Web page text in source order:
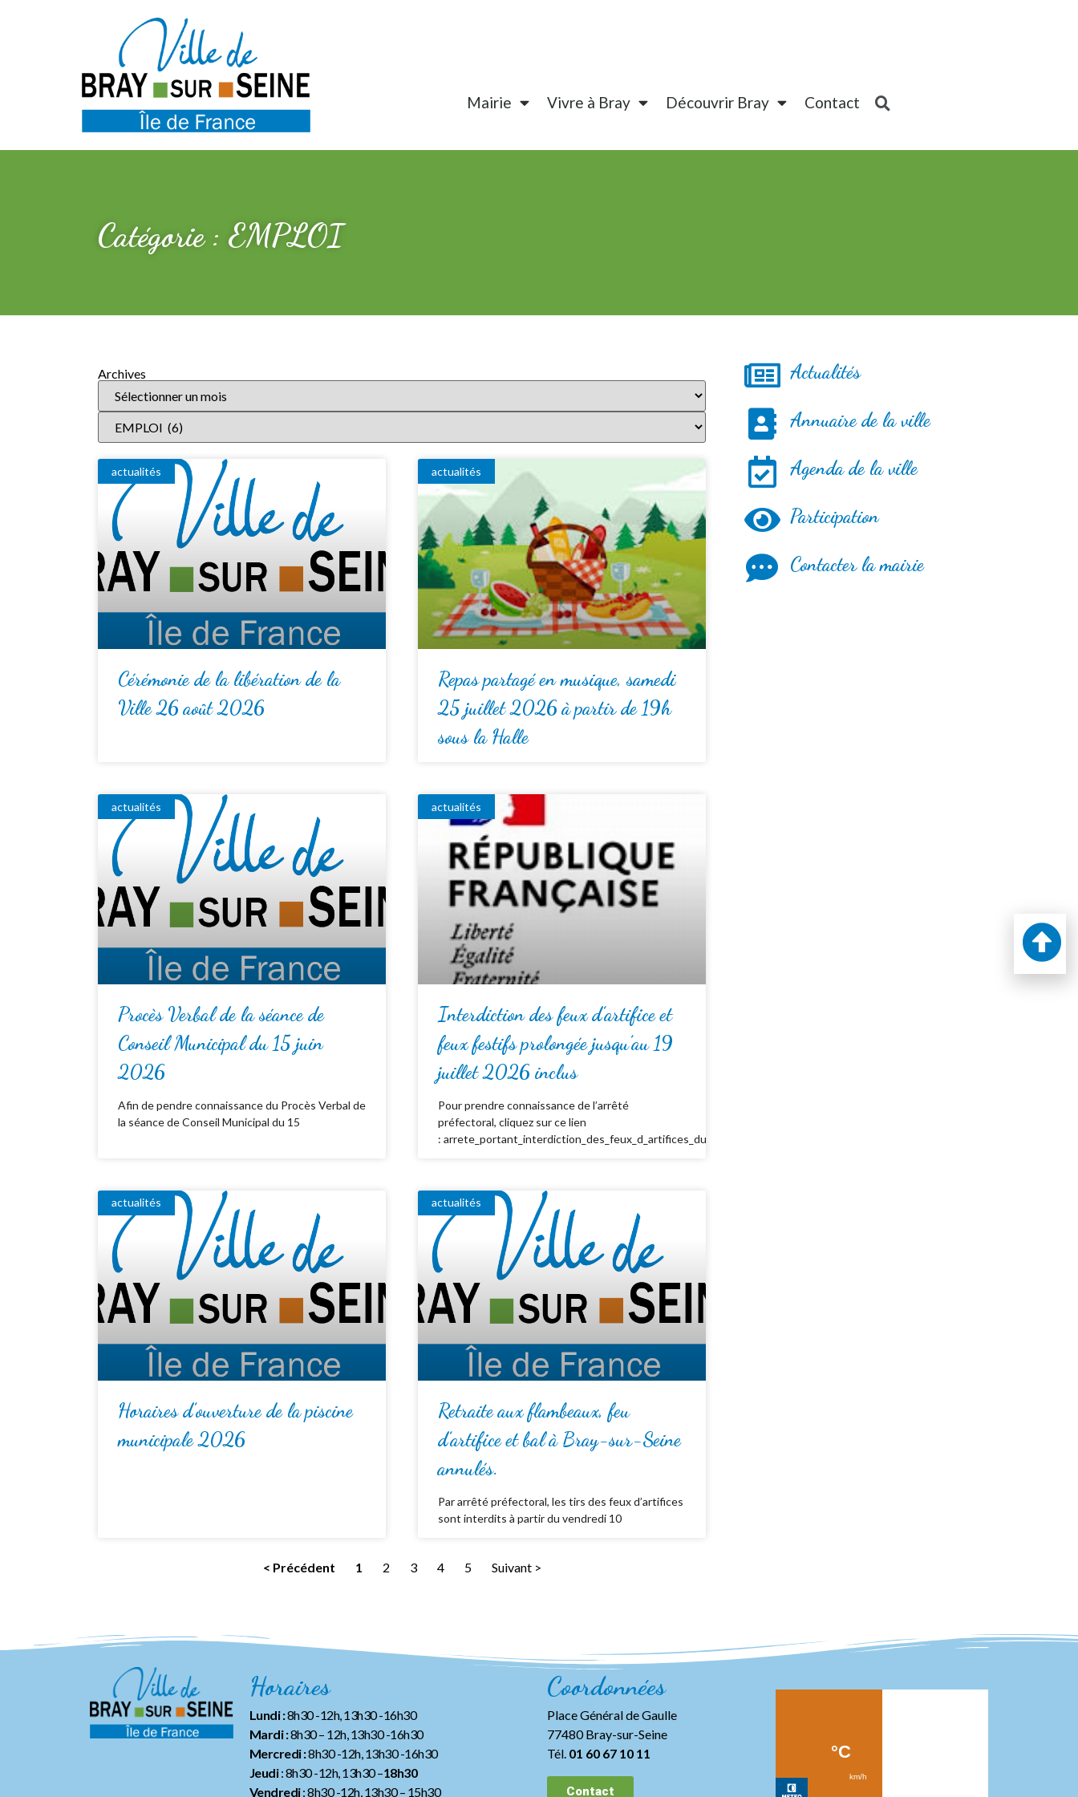
Mairie Vivre à Bray Découvrir Bray Contact
Catégorie : EMPLOI
Archives
actualités
Cérémonie de la libération de la
Ville 26 août 2026
actualités
Repas partagé en musique, samedi
25 juillet 2026 à partir de 19h
sous la Halle
actualités
Procès Verbal de la séance de
Conseil Municipal du 15 juin
2026
Afin de pendre connaissance du Procès Verbal de
la séance de Conseil Municipal du 15
actualités
Interdiction des feux d’artifice et
feux festifs prolongée jusqu’au 19
juillet 2026 inclus
Pour prendre connaissance de l’arrêté
préfectoral, cliquez sur ce lien
: arrete_portant_interdiction_des_feux_d_artifices_du_15_au_19_juillet_2026
actualités
Horaires d’ouverture de la piscine
municipale 2026
actualités
Retraite aux flambeaux, feu
d’artifice et bal à Bray-sur-Seine
annulés.
Par arrêté préfectoral, les tirs des feux d’artifices
sont interdits à partir du vendredi 10
< Précédent 1 2 3 4 5 Suivant >
Actualités
Annuaire de la ville
Agenda de la ville
Participation
Contacter la mairie
Horaires
Lundi :8h30 -12h, 13h30 -16h30
Mardi :8h30 – 12h, 13h30 -16h30
Mercredi :8h30 -12h, 13h30 -16h30
Jeudi: 8h30 -12h, 13h30 –18h30
Vendredi: 8h30 -12h, 13h30– 15h30
Coordonnées
Place Général de Gaulle
77480 Bray-sur-Seine
Tél. 01 60 67 10 11
Contact